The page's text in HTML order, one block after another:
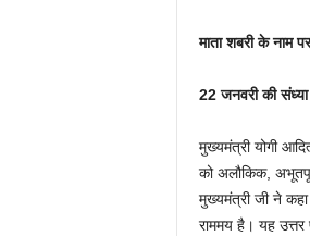
माता शबरी के नाम
22 जनवरी की संध्या
मुख्यमंत्री योगी
को अलौकिक,
मुख्यमंत्री जी ने
राममय है। यह उत्तर